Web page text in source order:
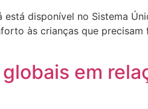
disponível no Sistema
às crianças que
em